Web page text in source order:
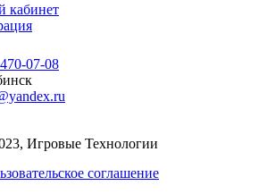
кабинет
07-08
Игровые Технологии
соглашение